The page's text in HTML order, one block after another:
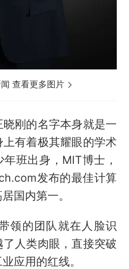
查看更多图片
刚的名字本身就是一
有着极其耀眼的学术
班出身，MIT博士，
发布的最佳计算
国内第一。
领的团队就在人脸识
人类肉眼，直接突破
应用的红线。